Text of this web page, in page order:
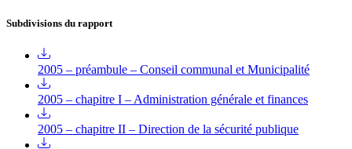
Subdivisions du rapport
2005 – préambule – Conseil communal et Municipalité
2005 – chapitre I – Administration générale et finances
2005 – chapitre II – Direction de la sécurité publique